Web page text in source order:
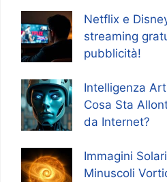
Netflix e
streaming
pubblicità!
Intelligenza
Cosa Sta
da Internet?
Immagini
Minuscoli